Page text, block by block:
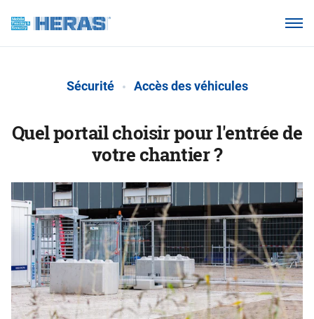
Base de connaissances
À propos de nous
Espace Distributeur
Sécurité Accès des véhicules
Quel portail choisir pour l'entrée de
votre chantier ?